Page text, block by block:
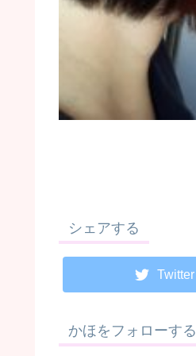
シェアする
Twitter
かほをフォローする